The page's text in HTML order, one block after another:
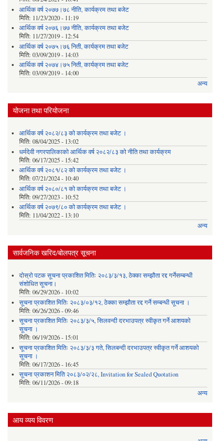
आर्थिक वर्ष २०७७।७८ नीति‚ कार्यक्रम तथा बजेट
मिति: 11/23/2020 - 11:19
आर्थिक वर्ष २०७६।७७ नीति‚ कार्यक्रम तथा बजेट
मिति: 11/27/2019 - 12:54
आर्थिक वर्ष २०७५।७६ निती, कार्यक्रम तथा बजेट
मिति: 03/09/2019 - 14:03
आर्थिक वर्ष २०७४।७५ निती, कार्यक्रम तथा बजेट
मिति: 03/09/2019 - 14:00
अन्य
योजना तथा परियोजना
आर्थिक वर्ष २०८२/८३ को कार्यक्रम तथा बजेट ।
मिति: 08/04/2025 - 13:02
धर्मदेवी नगरपालिकाको आर्थिक वर्ष २०८२/८३ को नीति तथा कार्यक्रम
मिति: 06/17/2025 - 15:42
आर्थिक वर्ष २०८१/८२ को कार्यक्रम तथा बजेट ।
मिति: 07/21/2024 - 10:40
आर्थिक वर्ष २०८०/८१ को कार्यक्रम तथा बजेट ।
मिति: 09/27/2023 - 10:52
आर्थिक वर्ष २०७९/८० को कार्यक्रम तथा बजेट ।
मिति: 11/04/2022 - 13:10
अन्य
सार्वजनिक खरिद/बोलपत्र सूचना
दोस्रो पटक सूचना प्रकाशित मितिः २०८३/३/१३, ठेक्का सम्झौता रद्द गर्नेसम्बन्धी
संशोधित सूचना।
मिति: 06/29/2026 - 10:02
सूचना प्रकाशित मितिः २०८३/०३/१२, ठेक्का सम्झौता रद्द गर्ने सम्बन्धी सूचना ।
मिति: 06/26/2026 - 09:46
सूचना प्रकाशित मितिः २०८३/३/५, सिलवन्दी दरभाउपत्र स्वीकृत गर्ने आशयको
सूचना ।
मिति: 06/19/2026 - 15:01
सूचना प्रकाशित मितिः २०८३/३/३ गते, सिलबन्दी दरभाउपत्र स्वीकृत गर्ने आशयको
सूचना ।
मिति: 06/17/2026 - 16:45
सूचना प्रकाशन मिति २०८३/०२/२८, Invitation for Sealed Quotation
मिति: 06/11/2026 - 09:18
अन्य
आय व्यय विवरण